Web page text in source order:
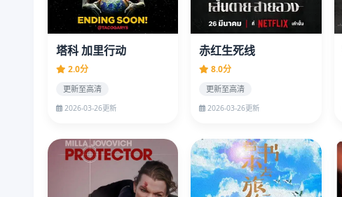
塔科 加里行动
2.0分
更新至高清
2026-03-26更新
赤红生死线
8.0分
更新至高清
2026-03-26更新